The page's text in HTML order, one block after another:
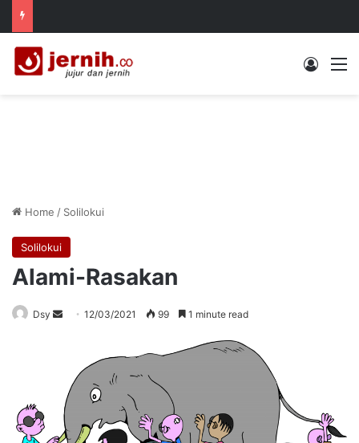
Log In
Home / Solilokui
Solilokui
Alami-Rasakan
Dsy
Send12/03/2021 99 1 minute read